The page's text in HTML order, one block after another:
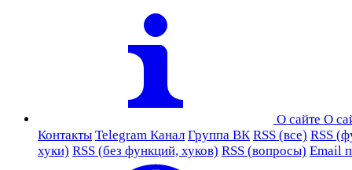
О сайте О
Контакты Telegram Канал Группа ВК RSS (все) RSS
хуки) RSS (без функций, хуков) RSS (вопросы) Email